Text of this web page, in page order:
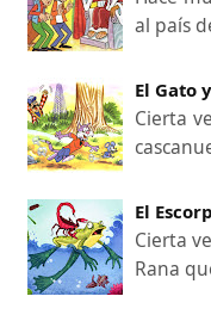
al país
El Gato
Cierta
El
Cierta
Rana